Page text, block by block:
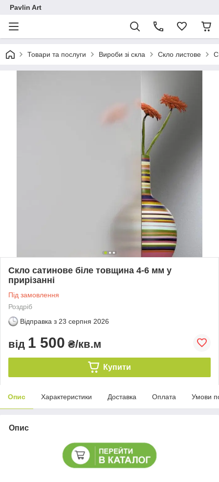
Pavlin Art
Товари та послуги Вироби зі скла Скло листове
Скло сатинове біле товщина 4-6 мм у
прирізанні
Під замовлення
Роздріб
Відправка з 23 серпня 2026
від 1 500 ₴/кв.м
Купити
Опис Характеристики Доставка Оплата Умови
Опис